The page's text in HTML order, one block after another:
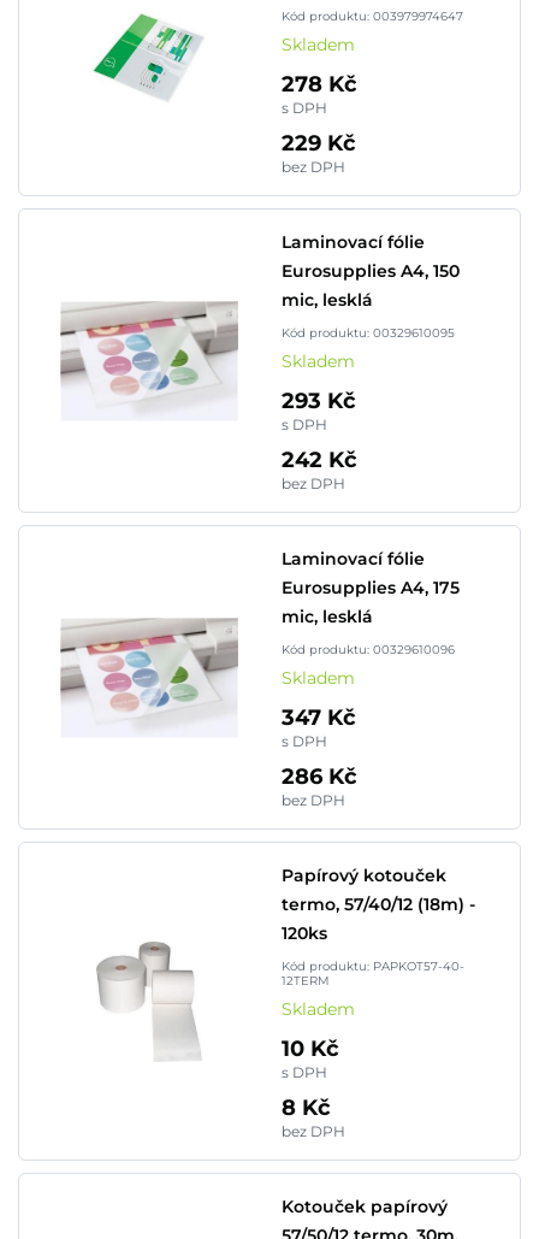
Kód produktu: 003979974647
Skladem
278 Kč
s DPH
229 Kč
bez DPH
Laminovací fólie
Eurosupplies A4, 150
mic, lesklá
Kód produktu: 00329610095
Skladem
293 Kč
s DPH
242 Kč
bez DPH
Laminovací fólie
Eurosupplies A4, 175
mic, lesklá
Kód produktu: 00329610096
Skladem
347 Kč
s DPH
286 Kč
bez DPH
Papírový kotouček
termo, 57/40/12 (18m) -
120ks
Kód produktu: PAPKOT57-40-
12TERM
Skladem
10 Kč
s DPH
8 Kč
bez DPH
Kotouček papírový